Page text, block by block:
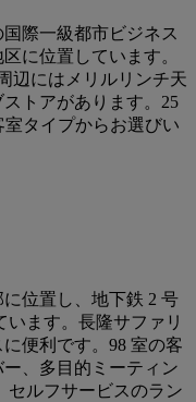
際一級都市ビジネス
に位置しています。
辺にはメリルリンチ天
トアがあります。25
室タイプからお選びい
位置し、地下鉄 2 号
ます。長隆サファリ
便利です。98 室の客
、多目的ミーティン
セルフサービスのラン